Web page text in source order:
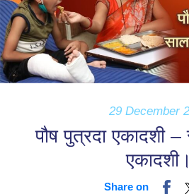
29 December
पौष पुत्रदा एकादशी
एकादशी।
Share on